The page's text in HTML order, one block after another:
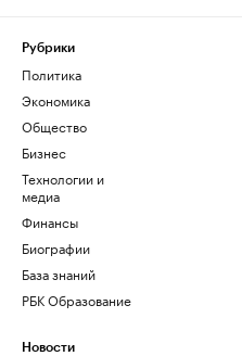
Рубрики
Политика
Экономика
Общество
Бизнес
Технологии и
медиа
Финансы
Биографии
База знаний
РБК Образование
Новости